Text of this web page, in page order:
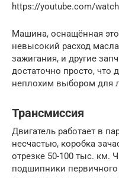
https://youtube.com/
Машина, оснащённая
невысокий расход
зажигания, и другие
достаточно просто, что
неплохим выбором для
Трансмиссия
Двигатель работает в
несчастью, коробка
отрезке 50-100 тыс. км.
подшипники